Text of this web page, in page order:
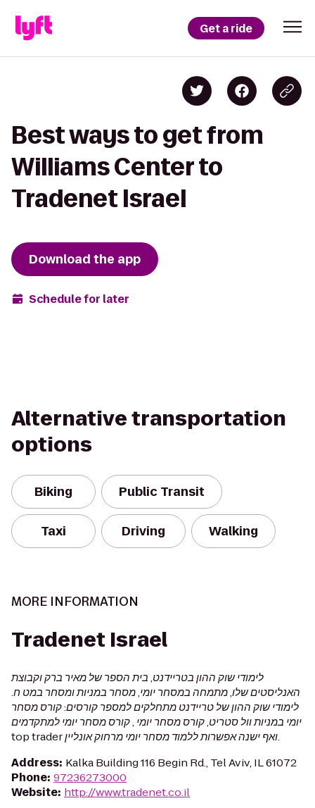
Get a ride
Best ways to get from
Williams Center to
Tradenet Israel
Download the app
Schedule for later
Alternative transportation
options
Biking Public Transit
Taxi Driving Walking
MORE INFORMATION
Tradenet Israel
לימודי שוק ההון בטריידנט, בית הספר של מאיר ברק וקבוצת
האנליסטים שלו, מתמחה במסחר יומי, מסחר במניות ומסחר במט ח.
לימודי שוק ההון של טריידנט מתחלקים למספר קורסים: קורס מסחר
יומי במניות וול סטריט, קורס מסחר יומי , קורס מסחר יומי למתקדמים
top trader ואף ישנה אפשרות ללמוד מסחר יומי מרחוק אונליין.
Address: Kalka Building 116 Begin Rd., Tel Aviv, IL 61072
Phone: 97236273000
Website: http://www.tradenet.co.il